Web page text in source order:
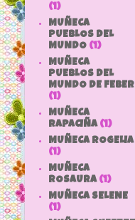
(1)
MUÑECA
PUEBLOS DEL
MUNDO (1)
MUÑECA
PUEBLOS DEL
MUNDO DE FEBER
(1)
MUÑECA
RAPACIÑA (1)
MUÑECA ROGELIA
(1)
MUÑECA
ROSAURA (1)
MUÑECA SELENE
(1)